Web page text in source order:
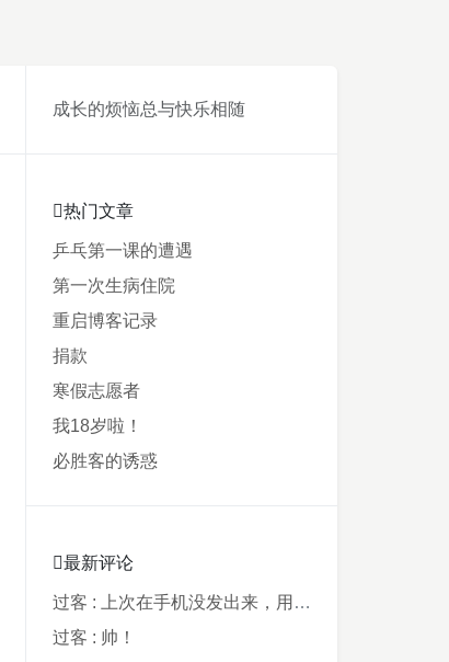
成长的烦恼总与快乐相随
热门文章
乒乓第一课的遭遇
第一次生病住院
重启博客记录
捐款
寒假志愿者
我18岁啦！
必胜客的诱惑
最新评论
过客 : 上次在手机没发出来，用电脑才发现要...
过客 : 帅！